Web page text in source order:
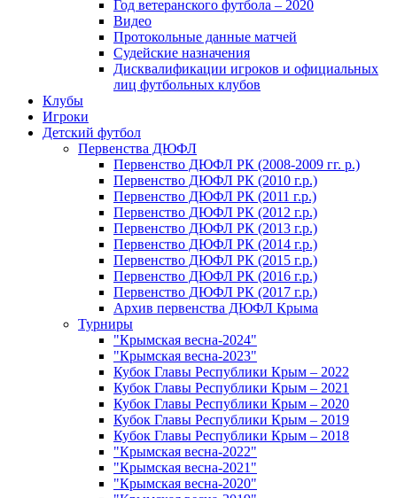
Год ветеранского футбола – 2020
Видео
Протокольные данные матчей
Судейские назначения
Дисквалификации игроков и официальных
лиц футбольных клубов
Клубы
Игроки
Детский футбол
Первенства ДЮФЛ
Первенство ДЮФЛ РК (2008-2009 гг. р.)
Первенство ДЮФЛ РК (2010 г.р.)
Первенство ДЮФЛ РК (2011 г.р.)
Первенство ДЮФЛ РК (2012 г.р.)
Первенство ДЮФЛ РК (2013 г.р.)
Первенство ДЮФЛ РК (2014 г.р.)
Первенство ДЮФЛ РК (2015 г.р.)
Первенство ДЮФЛ РК (2016 г.р.)
Первенство ДЮФЛ РК (2017 г.р.)
Архив первенства ДЮФЛ Крыма
Турниры
"Крымская весна-2024"
"Крымская весна-2023"
Кубок Главы Республики Крым – 2022
Кубок Главы Республики Крым – 2021
Кубок Главы Республики Крым – 2020
Кубок Главы Республики Крым – 2019
Кубок Главы Республики Крым – 2018
"Крымская весна-2022"
"Крымская весна-2021"
"Крымская весна-2020"